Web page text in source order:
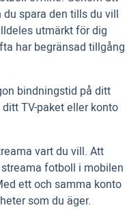
spara den tills du vill
utmärkt för dig
har begränsad tillgång
bindningstid på ditt
TV-paket eller konto
vart du vill. Att
fotboll i mobilen
ett och samma konto
som du äger.